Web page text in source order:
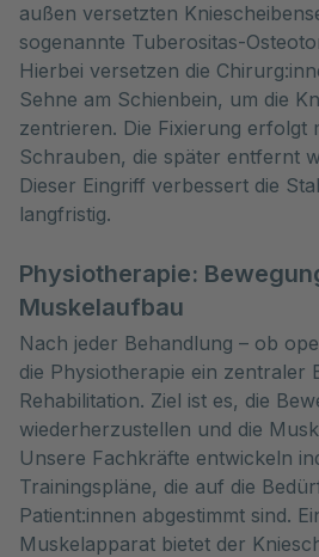
außen versetzten
sogenannte Tuberositas-
Hierbei versetzen die
Sehne am Schienbein, um die
zentrieren. Die Fixierung erfolgt
Schrauben, die später entfernt
Dieser Eingriff verbessert die
langfristig.
Physiotherapie:
Muskelaufbau
Nach jeder Behandlung – ob
die Physiotherapie ein zentraler
Rehabilitation. Ziel ist es, die
wiederherzustellen und die
Unsere Fachkräfte entwickeln
Trainingspläne, die auf die
Patient:innen abgestimmt sind.
Muskelapparat bietet der